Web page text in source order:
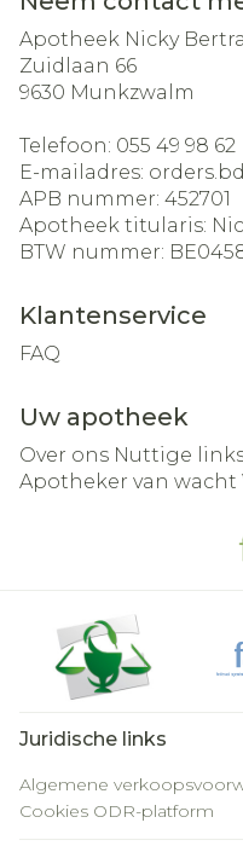
Apotheek Nicky
Zuidlaan 66
9630 Munkzwalm
Telefoon: 055 49 98 62
E-mailadres:
APB nummer: 452701
Apotheek titularis:
BTW nummer:
Klantenservice
FAQ
Uw apotheek
Over ons Nuttige
Apotheker van wacht
Juridische links
Algemene
Cookies ODR-platform